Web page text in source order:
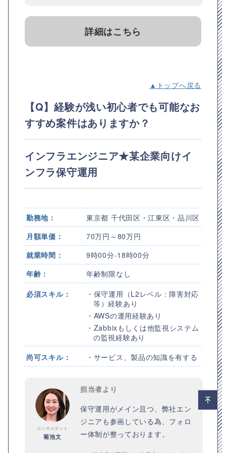
詳細はこちら
▲トップへ戻る
【Q】経験が浅い初心者でも可能なお
すすめ案件はありますか？
インフラエンジニア★某企業向けイ
ンフラ保守運用
勤務地：
東京都 千代田区・江東区・品川区
月額単価：
70万円～80万円
就業時間：
9時00分-18時00分
年齢：
年齢制限なし
必須スキル：
・保守運用（L2レベル：障害対応
等）経験あり
・AWSの運用経験あり
・Zabbixもしくは他監視システム
の監視経験あり
尚可スキル：
・サービス、製品の知識を有する
コンサルタント
菊池文
担当者より
保守運用がメイン且つ、弊社エン
ジニアも参画している為、フォロ
ー体制が整っております。